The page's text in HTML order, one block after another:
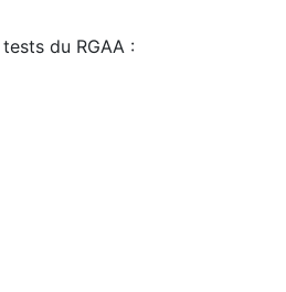
du RGAA :